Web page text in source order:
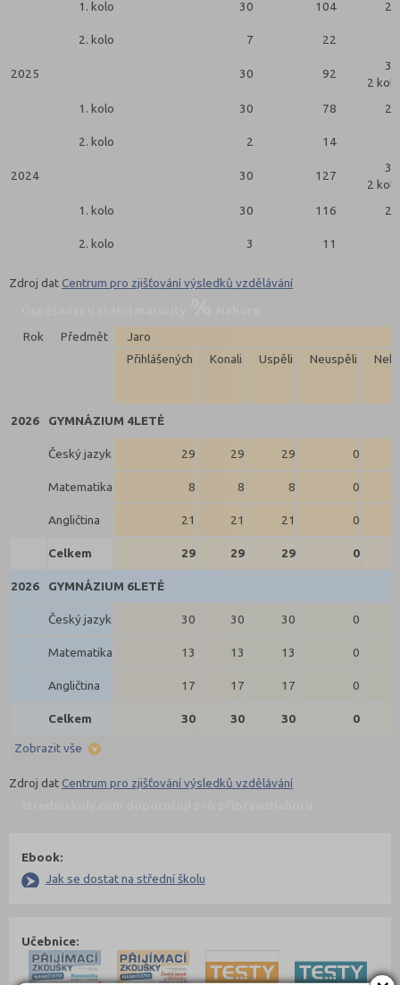
1. kolo
30 104 28
2. kolo 7 22
2025 30 92
30
2 kola
1. kolo
30 78 28
2. kolo 2 14
2024 30 127
30
2 kola
1. kolo
30 116 27
2. kolo 3 11
Zdroj datCentrum pro zjišťování výsledků vzdělávání
Rok
Předmět
Jaro
Přihlášených
Konali Uspěli Neuspěli
2026 GYMNÁZIUM 4LETÉ
Český jazyk 29 29 29 0
Matematika 8 8 8 0
Angličtina 21 21 21 0
Celkem 29 29 29 0
2026 GYMNÁZIUM 6LETÉ
Český jazyk 30 30 30 0
Matematika 13 13 13 0
Angličtina 17 17 17 0
Celkem 30 30 30 0
Zobrazit vše
Zdroj datCentrum pro zjišťování výsledků vzdělávání
Ebook:
Jak se dostat na střední školu
Učebnice: